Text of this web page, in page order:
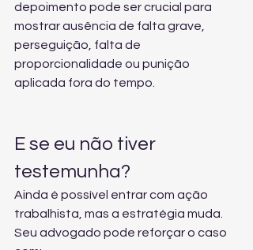
depoimento pode ser crucial para
mostrar ausência de falta grave,
perseguição, falta de
proporcionalidade ou punição
aplicada fora do tempo.
E se eu não tiver
testemunha?
Ainda é possível entrar com ação
trabalhista, mas a estratégia muda.
Seu advogado pode reforçar o caso